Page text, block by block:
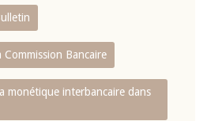
Bancaire
monétique interbancaire dans